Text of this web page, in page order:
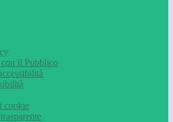
il Pubblico
cookie